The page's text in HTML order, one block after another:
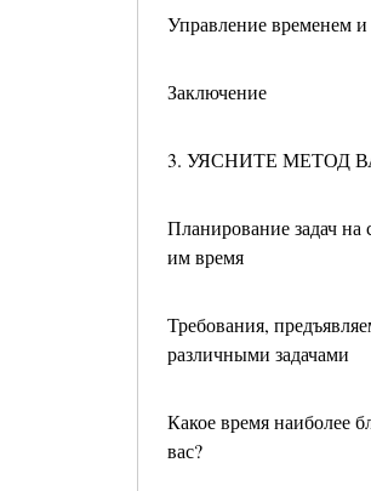
Управление временем
Заключение
3. УЯСНИТЕ МЕТОД
Планирование задач на
им время
Требования,
различными задачами
Какое время наиболее
вас?